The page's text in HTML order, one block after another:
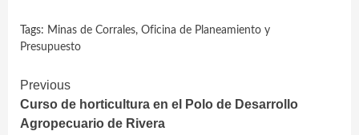
Tags: Minas de Corrales, Oficina de Planeamiento y
Presupuesto
Continue
Reading
Previous
Curso de horticultura en el Polo de Desarrollo
Agropecuario de Rivera